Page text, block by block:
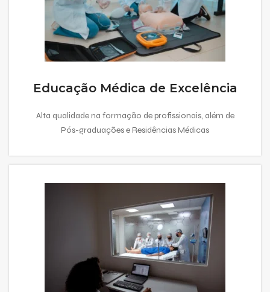
Educação Médica de Excelência
Alta qualidade na formação de profissionais, além de
Pós-graduações e Residências Médicas